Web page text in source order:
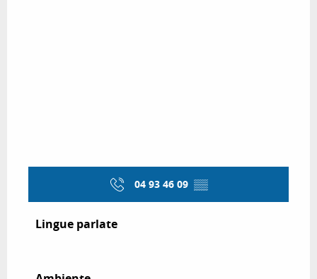
04 93 46 09 ▒▒
Lingue parlate
Lingue parlate